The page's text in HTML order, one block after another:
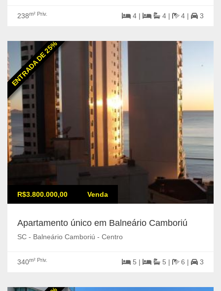
238m² Priv. 4 | 4 | 4 | 3
ENTRADA DE 25%
R$3.800.000,00 Venda
Apartamento único em Balneário Camboriú
SC - Balneário Camboriú - Centro
340m² Priv. 5 | 5 | 6 | 3